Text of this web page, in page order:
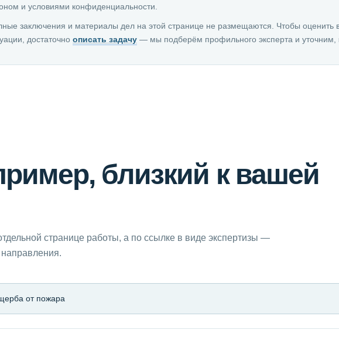
и условиями конфиденциальности.
заключения и материалы дел на этой странице не размещаются. Чтобы оценить
достаточно описать задачу — мы подберём профильного эксперта и уточним,
близкий к вашей
странице работы, а по ссылке в виде экспертизы —
от пожара